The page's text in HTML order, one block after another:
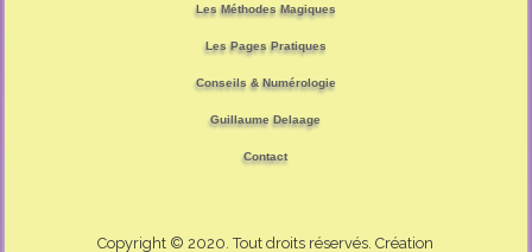
Les Méthodes Magiques
Les Pages Pratiques
Conseils & Numérologie
Guillaume Delaage
Contact
Copyright © 2020. Tout droits réservés. Création